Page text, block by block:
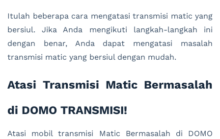
Itulah beberapa cara mengatasi transmisi matic yang
bersiul. Jika Anda mengikuti langkah-langkah ini
dengan benar, Anda dapat mengatasi masalah
transmisi matic yang bersiul dengan mudah.
Atasi Transmisi Matic Bermasalah
di DOMO TRANSMISI!
Atasi mobil transmisi Matic Bermasalah di DOMO